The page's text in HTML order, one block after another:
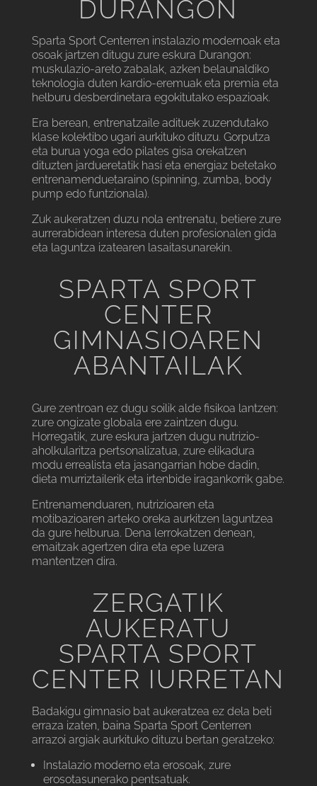
DURANGON
Sparta Sport Centerren instalazio modernoak eta
osoak jartzen ditugu zure eskura Durangon:
muskulazio-areto zabalak, azken belaunaldiko
teknologia duten kardio-eremuak eta premia eta
helburu desberdinetara egokitutako espazioak.
Era berean, entrenatzaile adituek zuzendutako
klase kolektibo ugari aurkituko dituzu. Gorputza
eta burua yoga edo pilates gisa orekatzen
dituzten jardueretatik hasi eta energiaz betetako
entrenamenduetaraino (spinning, zumba, body
pump edo funtzionala).
Zuk aukeratzen duzu nola entrenatu, betiere zure
aurrerabidean interesa duten profesionalen gida
eta laguntza izatearen lasaitasunarekin.
SPARTA SPORT
CENTER
GIMNASIOAREN
ABANTAILAK
Gure zentroan ez dugu soilik alde fisikoa lantzen:
zure ongizate globala ere zaintzen dugu.
Horregatik, zure eskura jartzen dugu nutrizio-
aholkularitza pertsonalizatua, zure elikadura
modu errealista eta jasangarrian hobe dadin,
dieta murriztailerik eta irtenbide iragankorrik gabe.
Entrenamenduaren, nutrizioaren eta
motibazioaren arteko oreka aurkitzen laguntzea
da gure helburua. Dena lerrokatzen denean,
emaitzak agertzen dira eta epe luzera
mantentzen dira.
ZERGATIK
AUKERATU
SPARTA SPORT
CENTER IURRETAN
Badakigu gimnasio bat aukeratzea ez dela beti
erraza izaten, baina Sparta Sport Centerren
arrazoi argiak aurkituko dituzu bertan geratzeko:
Instalazio moderno eta erosoak, zure
erosotasunerako pentsatuak.